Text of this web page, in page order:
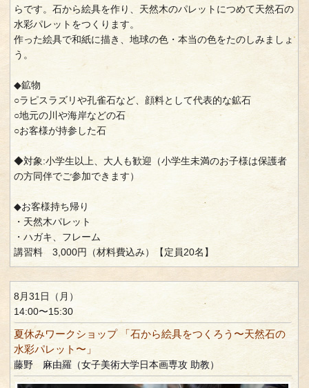
らです。石から絵具を作り、天然木のパレットにつめて天然石の
水彩パレットをつくります。
作った絵具で和紙に描き、地球の色・本当の色をたのしみましょ
う。
◆鉱物
○ラピスラズリや孔雀石など、顔料として代表的な鉱石
○地元の川や海岸などの石
○お客様が持参した石
◆対象:小学生以上、大人も歓迎（小学生未満のお子様は保護者
の方同伴でご参加できます）
◆お客様持ち帰り
・天然木パレット
・ハガキ、フレーム
講習料 3,000円（材料費込み）【定員20名】
8月31日（月）
14:00〜15:30
夏休みワークショップ 「石から絵具をつくろう〜天然石の
水彩パレット〜」
藤野 麻由羅（女子美術大学日本画専攻 助教）